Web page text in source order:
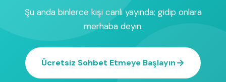
Şu anda binlerce kişi canlı yayında; gidip onlara
merhaba deyin.
Ücretsiz Sohbet Etmeye Başlayın